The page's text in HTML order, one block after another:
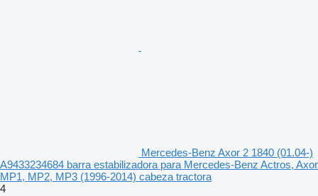
Mercedes-Benz Axor 2 1840 (01.04-)
A9433234684 barra estabilizadora para Mercedes-Benz Actros, Axor
MP1, MP2, MP3 (1996-2014) cabeza tractora
4